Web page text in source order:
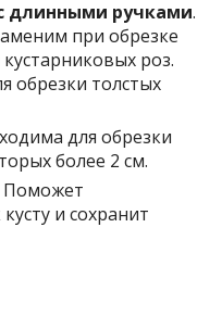
длинными ручками.
при обрезке
роз.
обрезки толстых
для обрезки
более 2 см.
Поможет
и сохранит